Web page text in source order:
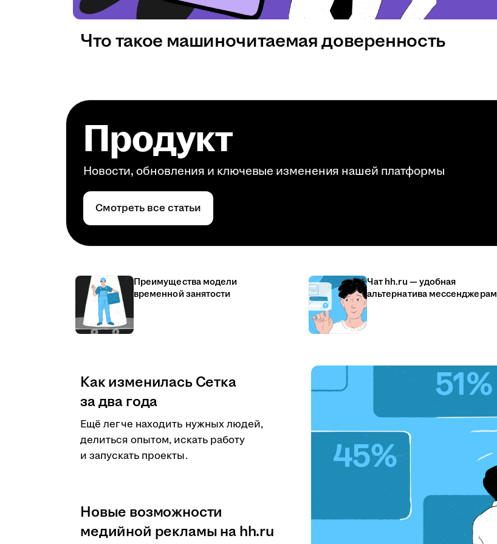
Что такое машиночитаемая доверенность
Продукт
Новости, обновления и ключевые изменения нашей платформы
Смотреть все статьи
Преимущества модели
временной занятости
Чат hh.ru — удобная
альтернатива мессенджерам
Как изменилась Сетка
за два года
Ещё легче находить нужных людей,
делиться опытом, искать работу
и запускать проекты.
Новые возможности
медийной рекламы на hh.ru